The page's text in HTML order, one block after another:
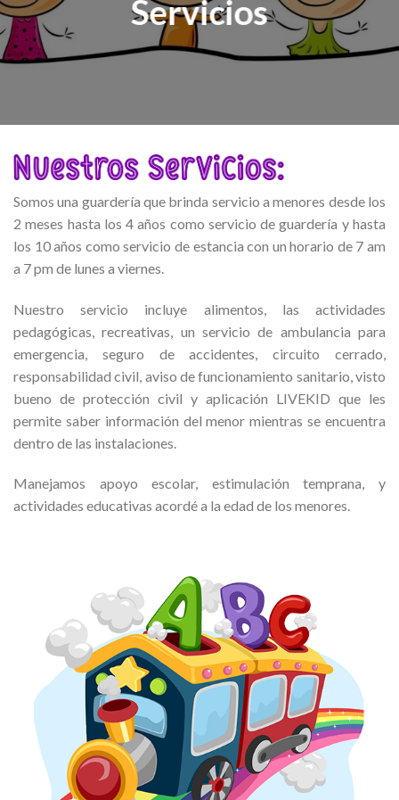
Servicios
Somos una guardería que brinda servicio a menores desde los
2 meses hasta los 4 años como servicio de guardería y hasta
los 10 años como servicio de estancia con un horario de 7 am
a 7 pm de lunes a viernes.
Nuestro servicio incluye alimentos, las actividades
pedagógicas, recreativas, un servicio de ambulancia para
emergencia, seguro de accidentes, circuito cerrado,
responsabilidad civil, aviso de funcionamiento sanitario, visto
bueno de protección civil y aplicación LIVEKID que les
permite saber información del menor mientras se encuentra
dentro de las instalaciones.
Manejamos apoyo escolar, estimulación temprana, y
actividades educativas acordé a la edad de los menores.